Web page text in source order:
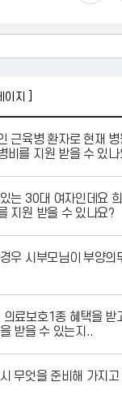
지 ]
근육병 환자로 현재 병
비를 지원 받을 수 있나
는 30대 여자인데요
지원 받을 수 있나요?
우 시부모님이 부양의
료보호1종 혜택을 받
받을 수 있는지..
무엇을 준비해 가지